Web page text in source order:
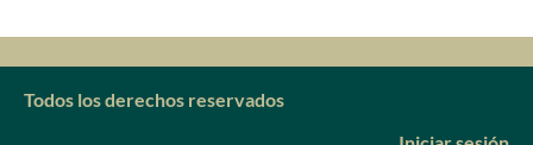
Todos los derechos reservados